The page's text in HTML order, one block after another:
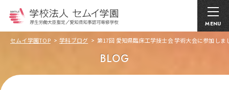
MENU
セムイ学園TOP 学科ブログ 第17回 愛知県臨床工学技士会 学術大会に参加しま
BLOG